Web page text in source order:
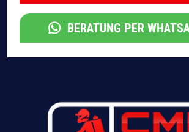
BERATUNG PER